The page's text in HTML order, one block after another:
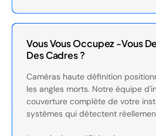
Vous Vous Occupez -vous
Des Cadres ?
Caméras haute définition
les angles morts. Notre équipe
couverture complète de votre
systèmes qui détectent